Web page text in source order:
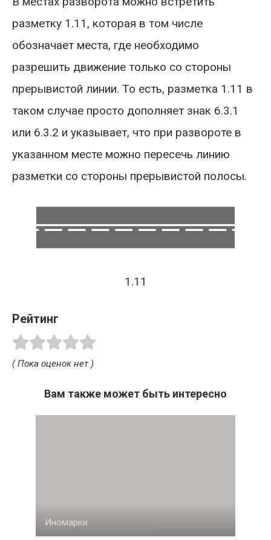
разметку 1.11, которая в том числе
обозначает места, где необходимо
разрешить движение только со стороны
прерывистой линии. То есть, разметка 1.11 в
таком случае просто дополняет знак 6.3.1
или 6.3.2 и указывает, что при развороте в
указанном месте можно пересечь линию
разметки со стороны прерывистой полосы.
1.11
Рейтинг
( Пока оценок нет )
Вам также может быть интересно
Иномарки